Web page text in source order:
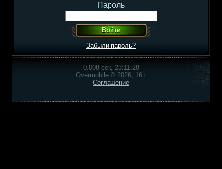
Пароль
Забыли пароль?
0.008 сек, 23:11:28
Overmobile © 2026, 16+
Соглашение